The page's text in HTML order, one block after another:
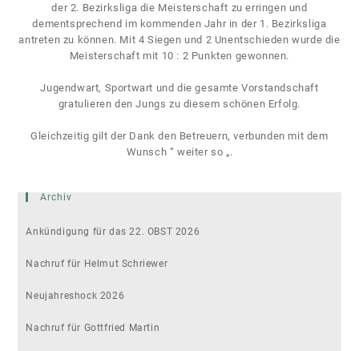
der 2. Bezirksliga die Meisterschaft zu erringen und
dementsprechend im kommenden Jahr in der 1. Bezirksliga
antreten zu können. Mit 4 Siegen und 2 Unentschieden wurde die
Meisterschaft mit 10 : 2 Punkten gewonnen.
Jugendwart, Sportwart und die gesamte Vorstandschaft
gratulieren den Jungs zu diesem schönen Erfolg.
Gleichzeitig gilt der Dank den Betreuern, verbunden mit dem
Wunsch “ weiter so „.
Archiv
Ankündigung für das 22. OBST 2026
Nachruf für Helmut Schriewer
Neujahreshock 2026
Nachruf für Gottfried Martin